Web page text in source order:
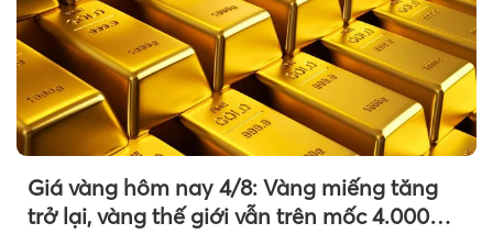
Giá vàng hôm nay 4/8: Vàng miếng tăng
trở lại, vàng thế giới vẫn trên mốc 4.000